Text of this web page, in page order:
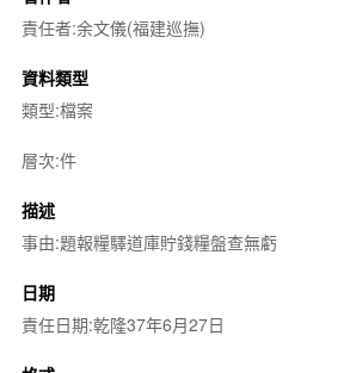
責任者:余文儀(福建巡撫)
資料類型
類型:檔案
層次:件
描述
事由:題報糧驛道庫貯錢糧盤查無虧
日期
責任日期:乾隆37年6月27日